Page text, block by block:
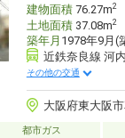
建物面積76.27m2
土地面積37.08m2
築年月 1978年9月(
近鉄奈良線 河
その他の交通
大阪府東大阪
都市ガス